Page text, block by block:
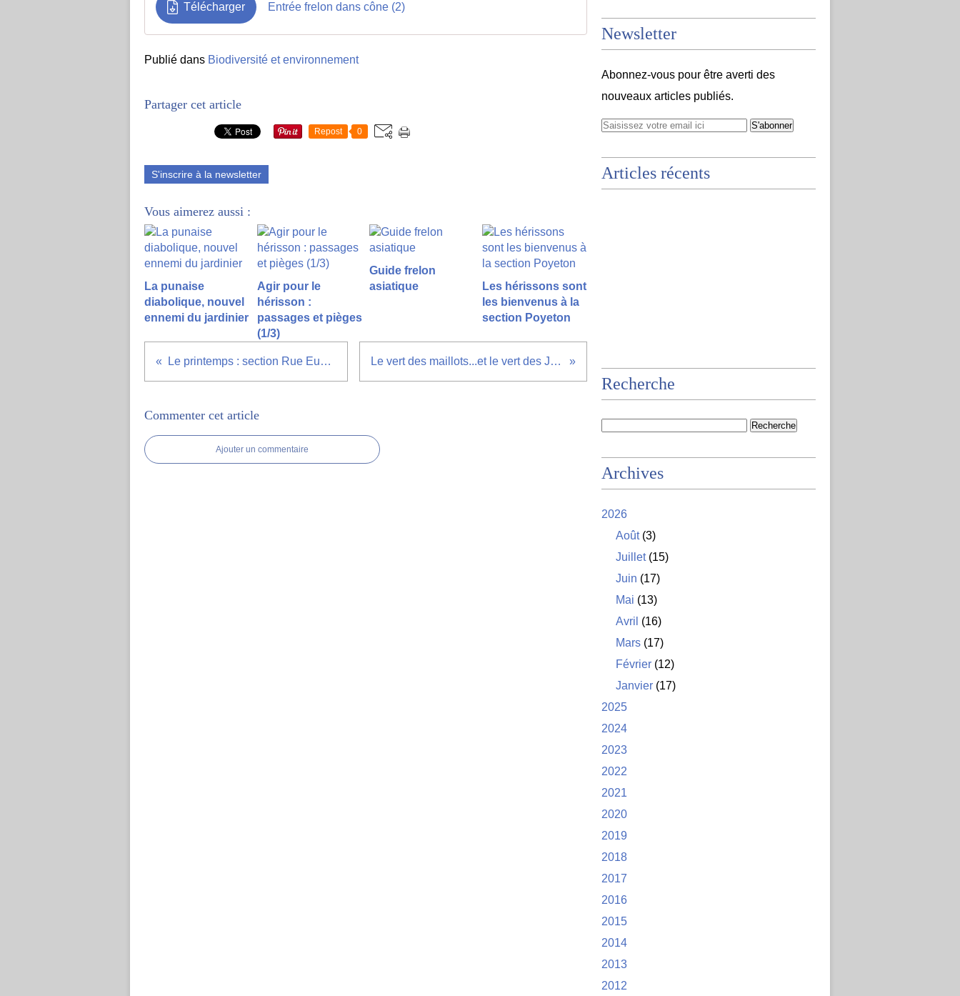
Télécharger Entrée frelon dans cône (2)
Publié dans Biodiversité et environnement
Partager cet article
Repost 0
S'inscrire à la newsletter
Vous aimerez aussi :
La punaise
diabolique, nouvel
ennemi du jardinier
Agir pour le
hérisson :
passages et pièges
(1/3)
Guide frelon
asiatique
Les hérissons sont
les bienvenus à la
section Poyeton
Le printemps : section Rue Eugène Beaune Le vert des maillots...et le vert des Jardins Volpette
Commenter cet article
Ajouter un commentaire
Newsletter
Abonnez-vous pour être averti des
nouveaux articles publiés.
Articles récents
Recherche
Archives
2026
Août(3)
Juillet(15)
Juin (17)
Mai (13)
Avril (16)
Mars (17)
Février (12)
Janvier (17)
2025
2024
2023
2022
2021
2020
2019
2018
2017
2016
2015
2014
2013
2012